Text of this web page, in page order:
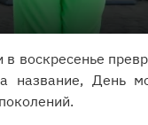
воскресенье
название, День